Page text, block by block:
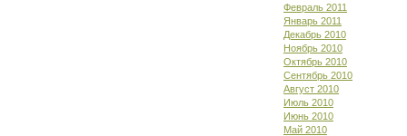
Февраль 2011
Январь 2011
Декабрь 2010
Ноябрь 2010
Октябрь 2010
Сентябрь 2010
Август 2010
Июль 2010
Июнь 2010
Май 2010